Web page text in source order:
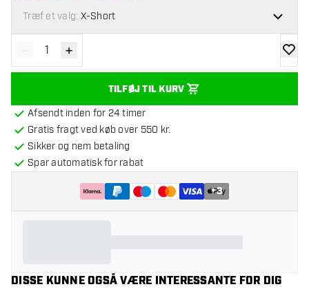
Træf et valg: X-Short
Reducér antal
- Øg antal
+
TILFØJ TIL KURV
Afsendt inden for 24 timer
Gratis fragt ved køb over 550 kr.
Sikker og nem betaling
Spar automatisk for rabat
+3
DISSE KUNNE OGSÅ VÆRE INTERESSANTE FOR DIG